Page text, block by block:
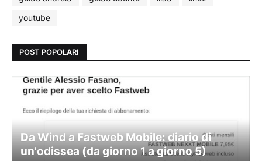
youtube
POST POPOLARI
Da Wind a Fastweb Mobile: diario di
un'odissea (da giorno 1 a giorno 5)